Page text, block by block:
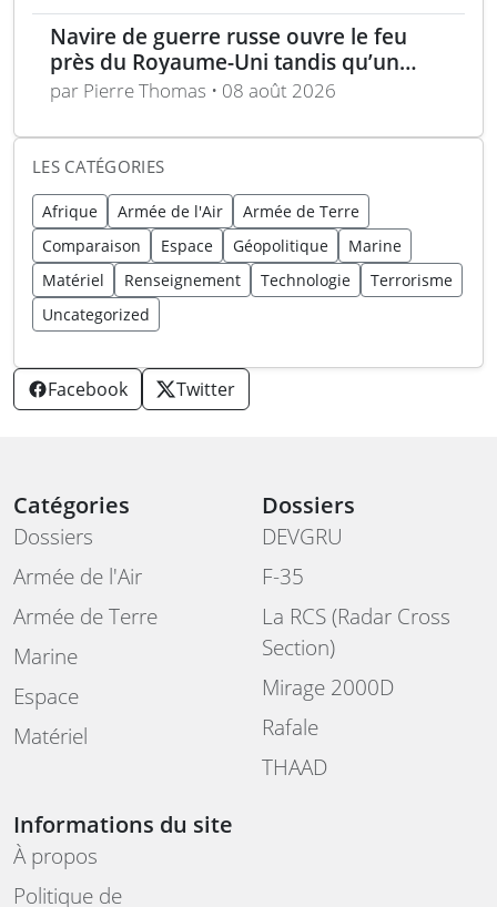
Navire de guerre russe ouvre le feu
près du Royaume-Uni tandis qu’un
bateau britannique se rapproche
par Pierre Thomas • 08 août 2026
LES CATÉGORIES
Afrique Armée de l'Air
Armée de Terre
Comparaison
Espace Géopolitique
Marine
Matériel
Renseignement Technologie
Terrorisme
Uncategorized
Facebook Twitter
Catégories
Dossiers
Armée de l'Air
Armée de Terre
Marine
Espace
Matériel
Dossiers
DEVGRU
F-35
La RCS (Radar Cross
Section)
Mirage 2000D
Rafale
THAAD
Informations du site
À propos
Politique de